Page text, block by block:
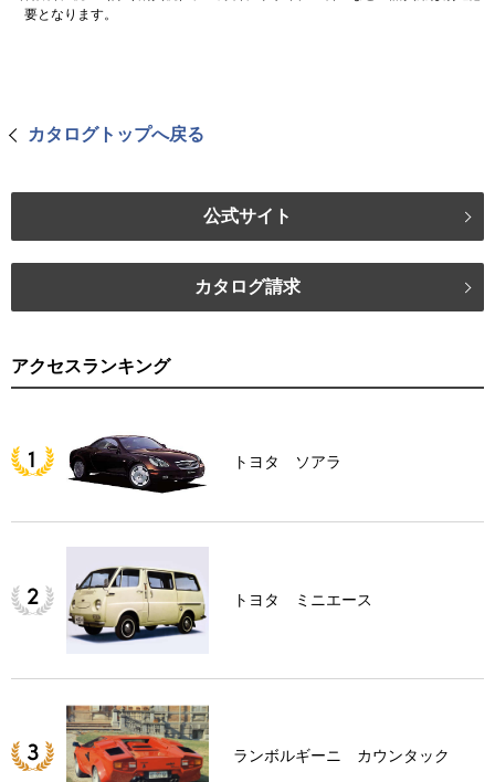
要となります。
カタログトップへ戻る
公式サイト
カタログ請求
アクセスランキング
トヨタ ソアラ
トヨタ ミニエース
ランボルギーニ カウンタック